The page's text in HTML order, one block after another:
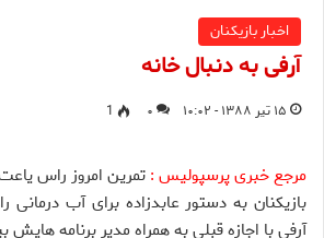
اخبار بازیکنان
آرفی به دنبال خانه
۱۵ تیر ۱۳۸۸ - ۱۰:۰۲ ۰ 1
مرجع خبری پرسپولیس :
بازیکنان به دستور عابدزاده برای آب
آرفی با اجازه قبلی به همراه مدیر برنامه هایش